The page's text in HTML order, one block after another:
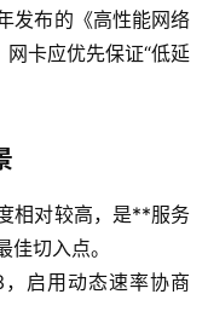
发布的《高性能网络
卡应优先保证“低延
相对较高，是**服务
切入点。
启用动态速率协商